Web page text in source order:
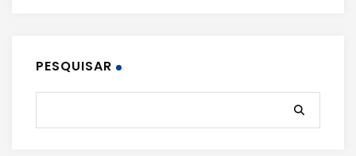
PESQUISAR